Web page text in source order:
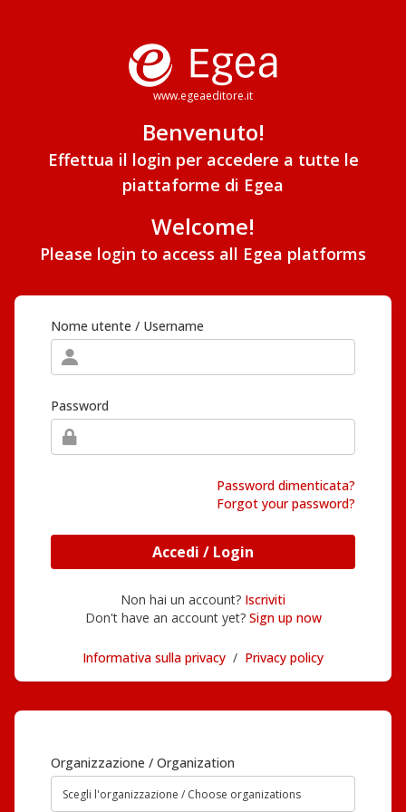
www.egeaeditore.it
Benvenuto!
Effettua il login per accedere a tutte le
piattaforme di Egea
Welcome!
Please login to access all Egea platforms
Nome utente / Username
Password
Password dimenticata?
Forgot your password?
Accedi / Login
Non hai un account? Iscriviti
Don't have an account yet? Sign up now
Informativa sulla privacy / Privacy policy
Organizzazione / Organization